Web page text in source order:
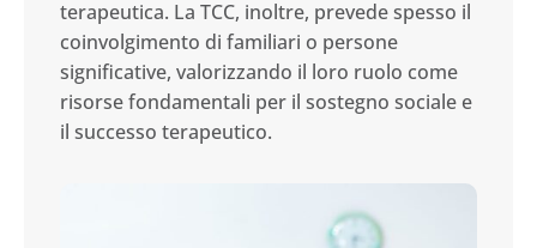
terapeutica. La TCC, inoltre, prevede spesso il
coinvolgimento di familiari o persone
significative, valorizzando il loro ruolo come
risorse fondamentali per il sostegno sociale e
il successo terapeutico.